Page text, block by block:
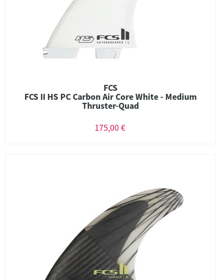
FCS
FCS II HS PC Carbon Air Core White - Medium
Thruster-Quad
175,00 €